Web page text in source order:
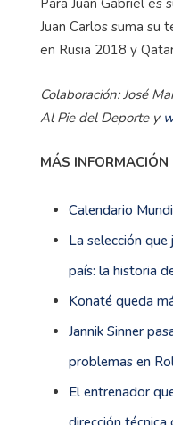
Juan Carlos suma su
en Rusia 2018 y
Colaboración: José
Al Pie del Deporte y
MÁS INFORMACIÓN
Calendario
La selección
país: la historia
Konaté queda
Jannik Sinner
problemas en
El entrenador